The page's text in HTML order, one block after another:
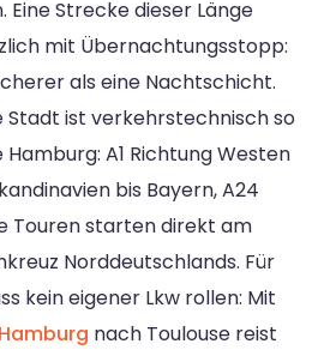
Eine Strecke dieser Länge
mit Übernachtungsstopp:
als eine Nachtschicht.
Stadt ist verkehrstechnisch so
A1 Richtung Westen
bis Bayern, A24
Touren starten direkt am
Norddeutschlands. Für
kein eigener Lkw rollen: Mit
nach Toulouse reist